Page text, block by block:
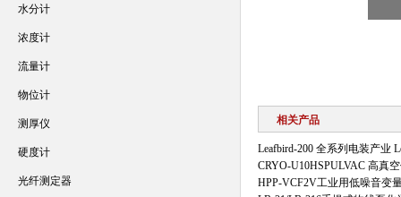
相关产品
Leafbird-200 全系列电装产业
CRYO-U10HSPULVAC 高真
HPP-VCF2V工业用低噪音变
水分计
浓度计
流量计
物位计
测厚仪
硬度计
光纤测定器